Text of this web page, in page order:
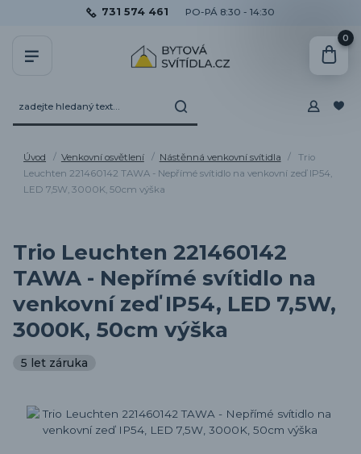
731 574 461 PO-PÁ 8:30 - 14:30
0
Úvod Venkovní osvětlení Nástěnná venkovní svítidla
Trio
Leuchten 221460142 TAWA - Nepřímé svítidlo na venkovní zeď IP54,
LED 7,5W, 3000K, 50cm výška
Trio Leuchten 221460142
TAWA - Nepřímé svítidlo na
venkovní zeď IP54, LED 7,5W,
3000K, 50cm výška
5 let záruka